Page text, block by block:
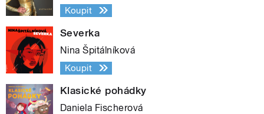
Koupit
Severka
Nina Špitálníková
Koupit
Klasické pohádky
Daniela Fischerová